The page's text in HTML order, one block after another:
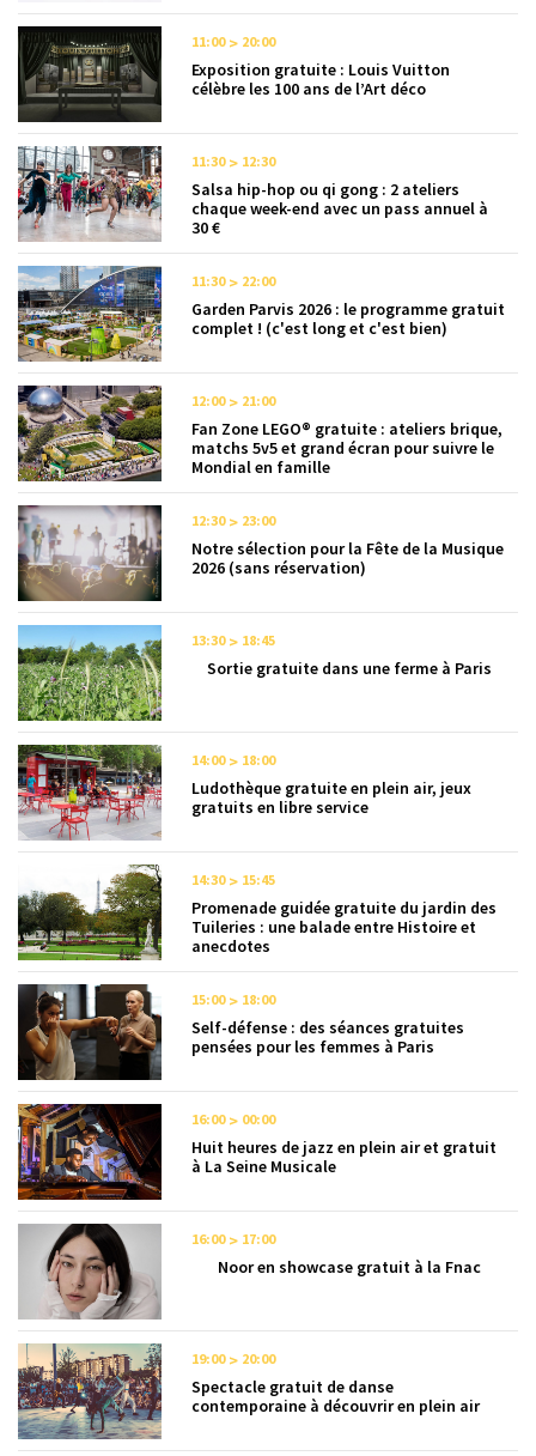
11:00 20:00
Exposition gratuite : Louis Vuitton
célèbre les 100 ans de l’Art déco
11:30 12:30
Salsa hip-hop ou qi gong : 2 ateliers
chaque week-end avec un pass annuel à
30 €
11:30 22:00
Garden Parvis 2026 : le programme gratuit
complet ! (c'est long et c'est bien)
12:00 21:00
Fan Zone LEGO® gratuite : ateliers brique,
matchs 5v5 et grand écran pour suivre le
Mondial en famille
12:30 23:00
Notre sélection pour la Fête de la Musique
2026 (sans réservation)
13:30 18:45
Sortie gratuite dans une ferme à Paris
14:00 18:00
Ludothèque gratuite en plein air, jeux
gratuits en libre service
14:30 15:45
Promenade guidée gratuite du jardin des
Tuileries : une balade entre Histoire et
anecdotes
15:00 18:00
Self-défense : des séances gratuites
pensées pour les femmes à Paris
16:00 00:00
Huit heures de jazz en plein air et gratuit
à La Seine Musicale
16:00 17:00
Noor en showcase gratuit à la Fnac
19:00 20:00
Spectacle gratuit de danse
contemporaine à découvrir en plein air